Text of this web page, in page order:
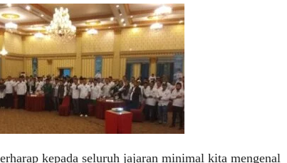
kepada seluruh jajaran minimal kita mengenal